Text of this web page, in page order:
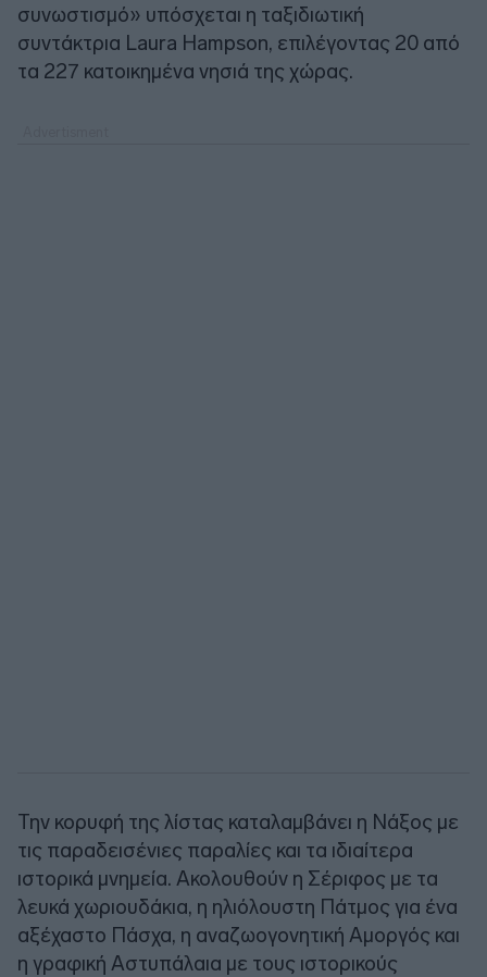
συνωστισμό» υπόσχεται η ταξιδιωτική
συντάκτρια Laura Hampson, επιλέγοντας 20 από
τα 227 κατοικημένα νησιά της χώρας.
Την κορυφή της λίστας καταλαμβάνει η Νάξος με
τις παραδεισένιες παραλίες και τα ιδιαίτερα
ιστορικά μνημεία. Ακολουθούν η Σέριφος με τα
λευκά χωριουδάκια, η ηλιόλουστη Πάτμος για ένα
αξέχαστο Πάσχα, η αναζωογονητική Αμοργός και
η γραφική Αστυπάλαια με τους ιστορικούς